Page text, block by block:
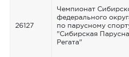
26127
Чемпионат
федерального
по парусному
"Сибирская
Регата"